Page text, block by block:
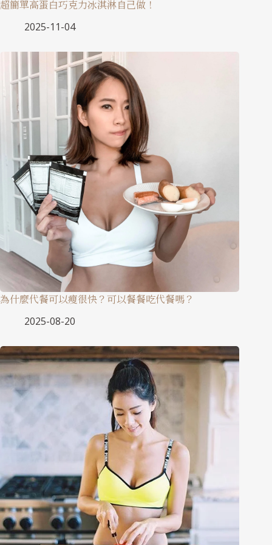
超簡單高蛋白巧克力冰淇淋自己做！
2025-11-04
為什麼代餐可以瘦很快？可以餐餐吃代餐嗎？
2025-08-20